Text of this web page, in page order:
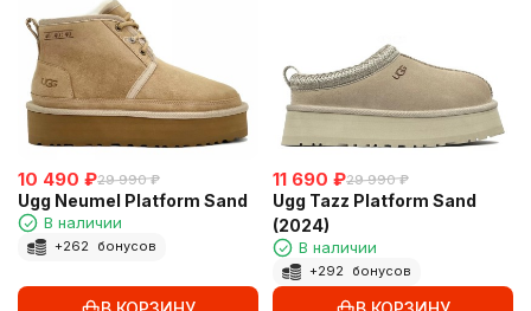
10 490 ₽29 990 ₽
Ugg Neumel Platform Sand
В наличии
+262 бонусов
11 690 ₽29 990 ₽
Ugg Tazz Platform Sand
(2024)
В наличии
+292 бонусов